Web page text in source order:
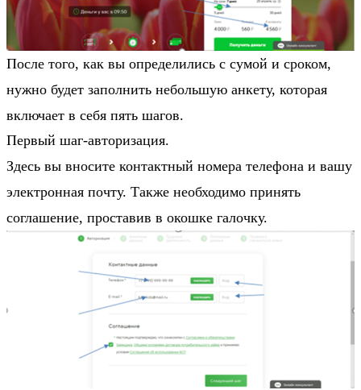
После того, как вы определились с сумой и сроком,
нужно будет заполнить небольшую анкету, которая
включает в себя пять шагов.
Первый шаг-авторизация.
Здесь вы вносите контактный номера телефона и вашу
электронная почту. Также необходимо принять
соглашение, проставив в окошке галочку.